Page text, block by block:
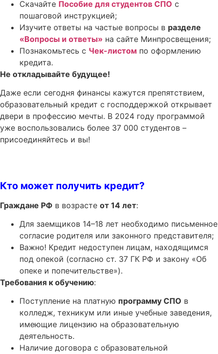
Скачайте Пособие для студентов СПО с
пошаговой инструкцией;
Изучите ответы на частые вопросы в разделе
«Вопросы и ответы» на сайте Минпросвещения;
Познакомьтесь с Чек-листом по оформлению
кредита.
Не откладывайте будущее!
Даже если сегодня финансы кажутся препятствием,
образовательный кредит с господдержкой открывает
двери в профессию мечты. В 2024 году программой
уже воспользовались более 37 000 студентов –
присоединяйтесь и вы!
Кто может получить кредит?
Граждане РФ в возрасте от 14 лет:
Для заемщиков 14–18 лет необходимо письменное
согласие родителя или законного представителя;
Важно! Кредит недоступен лицам, находящимся
под опекой (согласно ст. 37 ГК РФ и закону «Об
опеке и попечительстве»).
Требования к обучению:
Поступление на платную программу СПО в
колледж, техникум или иные учебные заведения,
имеющие лицензию на образовательную
деятельность.
Наличие договора с образовательной